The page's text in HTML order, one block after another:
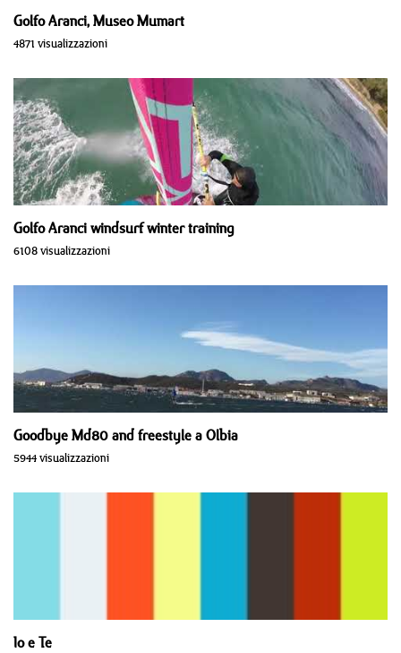
Golfo Aranci, Museo Mumart
4871 visualizzazioni
Golfo Aranci windsurf winter training
6108 visualizzazioni
Goodbye Md80 and freestyle a Olbia
5944 visualizzazioni
Io e Te